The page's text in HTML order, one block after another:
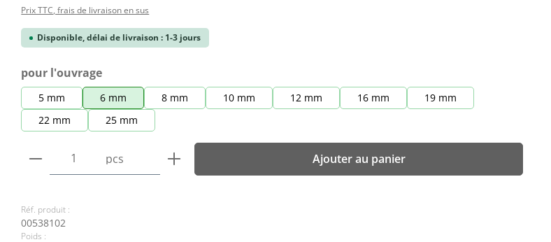
Prix TTC, frais de livraison en sus
Disponible, délai de livraison : 1-3 jours
Sélectionnez
pour l'ouvrage
5 mm 6 mm 8 mm 10 mm 12 mm 16 mm
19 mm
22 mm
25 mm
Quantité de produit : Entrez la quantité souhaitée ou utilisez les
pcs Ajouter au panier
Réf. produit :
00538102
Poids :